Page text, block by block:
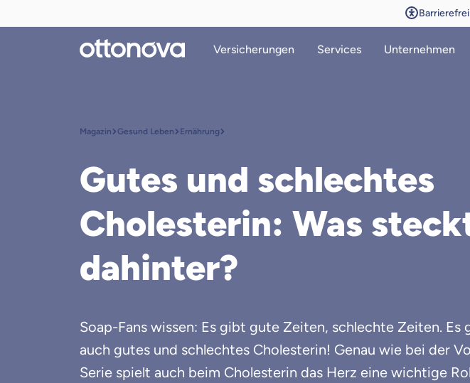
Versicherungen Services Unternehmen
Magazin Gesund Leben Ernährung
Gutes und schlechtes
Cholesterin: Was
dahinter?
Soap-Fans wissen: Es gibt gute Zeiten, schlechte Zeiten. Es
auch gutes und schlechtes Cholesterin! Genau wie bei der
Serie spielt auch beim Cholesterin das Herz eine wichtige